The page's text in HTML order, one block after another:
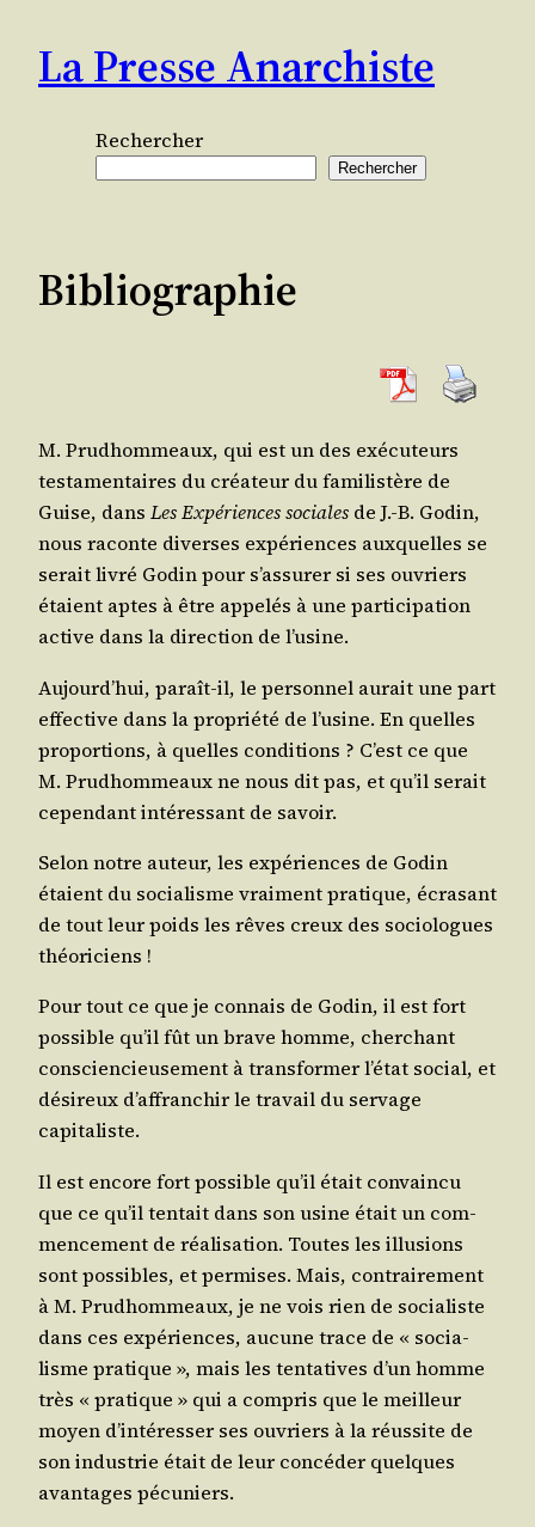
contenu
La Presse Anarchiste
Rechercher
Rechercher
Bibliographie
M. Prud­hom­meaux, qui est un des exé­cu­teurs
tes­ta­men­taires du créa­teur du fami­lis­tère de
Guise, dans Les Expé­riences sociales de J.-B. Godin,
nous raconte diverses expé­riences aux­quelles se
serait livré Godin pour s’as­su­rer si ses ouvriers
étaient aptes à être appe­lés à une par­ti­ci­pa­tion
active dans la direc­tion de l’usine.
Aujourd’­hui, paraît-il, le per­son­nel aurait une part
effec­tive dans la pro­prié­té de l’u­sine. En quelles
pro­por­tions, à quelles condi­tions ? C’est ce que
M. Prud­hom­meaux ne nous dit pas, et qu’il serait
cepen­dant inté­res­sant de savoir.
Selon notre auteur, les expé­riences de Godin
étaient du socia­lisme vrai­ment pra­tique, écra­sant
de tout leur poids les rêves creux des socio­logues
théoriciens !
Pour tout ce que je connais de Godin, il est fort
pos­sible qu’il fût un brave homme, cher­chant
conscien­cieu­se­ment à trans­for­mer l’é­tat social, et
dési­reux d’af­fran­chir le tra­vail du ser­vage
capitaliste.
Il est encore fort pos­sible qu’il était convain­cu
que ce qu’il ten­tait dans son usine était un com­
men­ce­ment de réa­li­sa­tion. Toutes les illu­sions
sont pos­sibles, et per­mises. Mais, contrai­re­ment
à M. Prud­hom­meaux, je ne vois rien de socia­liste
dans ces expé­riences, aucune trace de « socia­
lisme pra­tique », mais les ten­ta­tives d’un homme
très « pra­tique » qui a com­pris que le meilleur
moyen d’in­té­res­ser ses ouvriers à la réus­site de
son indus­trie était de leur concé­der quelques
avan­tages pécuniers.